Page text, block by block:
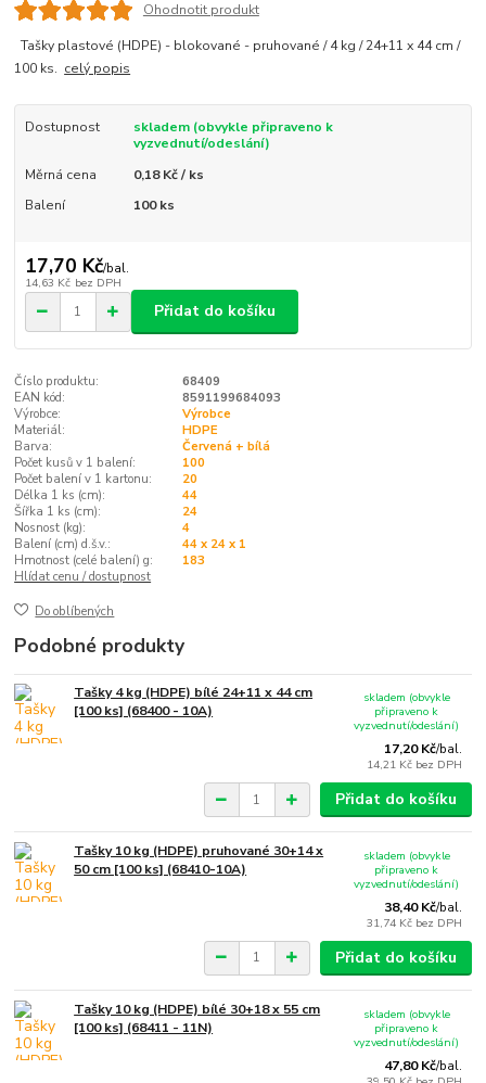
Ohodnotit produkt
Tašky plastové (HDPE) - blokované - pruhované / 4 kg / 24+11 x 44 cm /
100 ks. celý popis
Dostupnost
skladem (obvykle připraveno k
vyzvednutí/odeslání)
Měrná cena
0,18 Kč / ks
Balení
100 ks
17,70 Kč/bal.
14,63 Kč bez DPH
Přidat do košíku
Číslo produktu:
68409
EAN kód:
8591199684093
Výrobce:
Výrobce
Materiál:
HDPE
Barva:
Červená + bílá
Počet kusů v 1 balení:
100
Počet balení v 1 kartonu:
20
Délka 1 ks (cm):
44
Šířka 1 ks (cm):
24
Nosnost (kg):
4
Balení (cm) d.š.v.:
44 x 24 x 1
Hmotnost (celé balení) g:
183
Hlídat cenu / dostupnost
Do oblíbených
Podobné produkty
Tašky 4 kg (HDPE) bílé 24+11 x 44 cm
[100 ks] (68400 - 10A)
17,20 Kč/bal.
14,21 Kč bez DPH
skladem (obvykle
připraveno k
vyzvednutí/odeslání)
Přidat do košíku
Tašky 10 kg (HDPE) pruhované 30+14 x
50 cm [100 ks] (68410-10A)
38,40 Kč/bal.
31,74 Kč bez DPH
skladem (obvykle
připraveno k
vyzvednutí/odeslání)
Přidat do košíku
Tašky 10 kg (HDPE) bílé 30+18 x 55 cm
[100 ks] (68411 - 11N)
47,80 Kč/bal.
skladem (obvykle
připraveno k
vyzvednutí/odeslání)